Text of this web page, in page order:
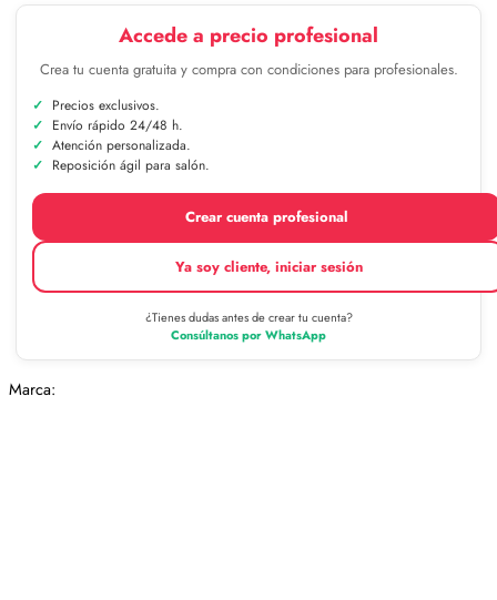
Accede a precio profesional
Crea tu cuenta gratuita y compra con condiciones para profesionales.
Precios exclusivos.
Envío rápido 24/48 h.
Atención personalizada.
Reposición ágil para salón.
Crear cuenta profesional
Ya soy cliente, iniciar sesión
¿Tienes dudas antes de crear tu cuenta?
Consúltanos por WhatsApp
Marca: